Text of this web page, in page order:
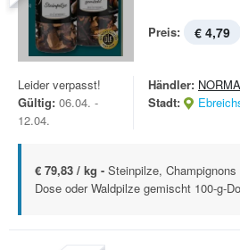
Preis: € 4,79
Leider verpasst!
Gültig: 06.04. -
12.04.
Händler: NORMA
Stadt:
€ 79,83 / kg - Steinpilze,
Dose oder Waldpilze gemischt 100-g-